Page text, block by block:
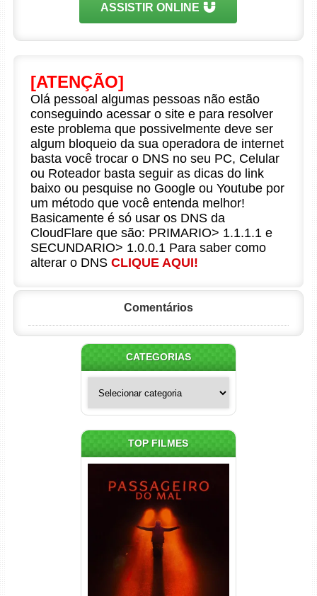
ASSISTIR ONLINE
[ATENÇÃO]
Olá pessoal algumas pessoas não estão
conseguindo acessar o site e para resolver
este problema que possivelmente deve ser
algum bloqueio da sua operadora de internet
basta você trocar o DNS no seu PC, Celular
ou Roteador basta seguir as dicas do link
baixo ou pesquise no Google ou Youtube por
um método que você entenda melhor!
Basicamente é só usar os DNS da
CloudFlare que são: PRIMARIO> 1.1.1.1 e
SECUNDARIO> 1.0.0.1 Para saber como
alterar o DNS CLIQUE AQUI!
Comentários
CATEGORIAS
TOP FILMES
Passageiro do Mal Torrent
(2026) WEB-DL 1080p Dual
Áudio